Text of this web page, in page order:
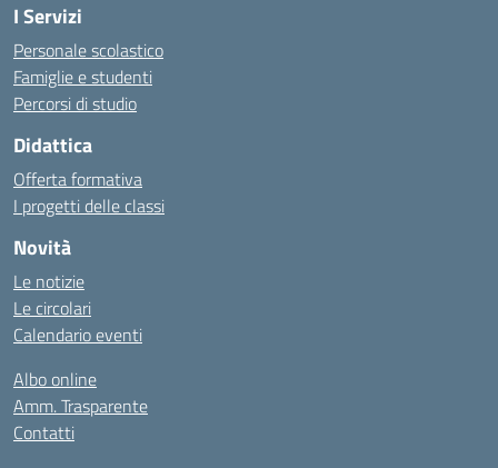
I Servizi
Personale scolastico
Famiglie e studenti
Percorsi di studio
Didattica
Offerta formativa
I progetti delle classi
Novità
Le notizie
Le circolari
Calendario eventi
Albo online
Amm. Trasparente
Contatti